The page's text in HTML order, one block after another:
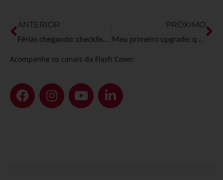
ANTERIOR
Férias chegando: checklist para cuidar da sua picape antes de viajar
PRÓXIMO
Meu primeiro upgrade: quais acessórios realmente priorizar na picape?
Acompanhe os canais da Flash Cover: